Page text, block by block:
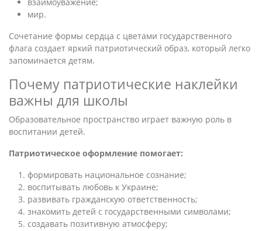
мир.
Сочетание формы сердца с цветами государственного
флага создает яркий патриотический образ, который легко
запоминается детям.
Почему патриотические наклейки
важны для школы
Образовательное пространство играет важную роль в
воспитании детей.
Патриотическое оформление помогает:
формировать национальное сознание;
воспитывать любовь к Украине;
развивать гражданскую ответственность;
знакомить детей с государственными символами;
создавать позитивную атмосферу;